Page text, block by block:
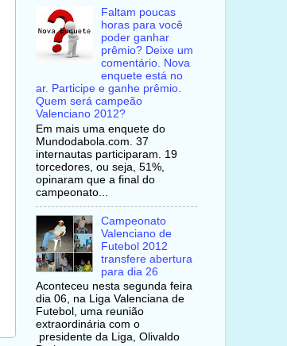
Faltam poucas
horas para você
poder ganhar
prêmio? Deixe um
comentário. Nova
enquete está no
ar. Participe e ganhe prêmio.
Quem será campeão
Valenciano 2012?
Em mais uma enquete do
Mundodabola.com. 37
internautas participaram. 19
torcedores, ou seja, 51%,
opinaram que a final do
campeonato...
Campeonato
Valenciano de
Futebol 2012
transfere abertura
para dia 26
Aconteceu nesta segunda feira
dia 06, na Liga Valenciana de
Futebol, uma reunião
extraordinária com o
presidente da Liga, Olivaldo